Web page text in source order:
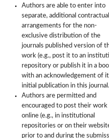
Authors are able to enter into
separate, additional contractual
arrangements for the non-
exclusive distribution of the
journals published version of
work (e.g., post it to an
repository or publish it in a
with an acknowledgement of
initial publication in this journal.
Authors are permitted and
encouraged to post their work
online (e.g., in institutional
repositories or on their
prior to and during the